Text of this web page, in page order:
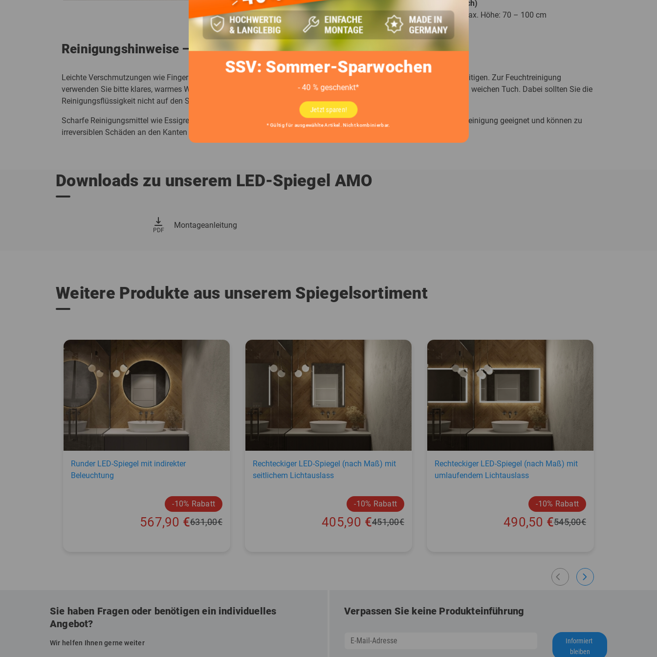
SSV: Sommer-Sparwochen
- 40 % geschenkt*
Jetzt sparen!
* Gültig für ausgewählte Artikel. Nicht kombinierbar.
Individuelle Maße (auf Anfrage möglich)
Min./max. Breite: 40 – 200 cm; min./max. Höhe: 70 – 100 cm
Reinigungshinweise – so bleibt Ihr Spiegel dauerhaft schön
Leichte Verschmutzungen wie Fingerabdrücke oder Staub lassen sich einfach mit einem weichen, trockenen Tuch beseitigen. Zur Feuchtreinigung
verwenden Sie bitte klares, warmes Wasser oder anwendungsfertige handelsübliche Glasreinigungsprodukte mit einem weichen Tuch. Dabei sollten Sie die
Reinigungsflüssigkeit nicht auf den Spiegel aufsprühen, da sich an der Spiegelkante Feuchtigkeit anlagern kann.
Scharfe Reinigungsmittel wie Essigreiniger oder Salmiakgeist sowie scheuernde Schwämme sind nicht für die Spiegelreinigung geeignet und können zu
irreversiblen Schäden an den Kanten und Glasoberflächen führen.
Downloads zu unserem LED-Spiegel AMO
vertical_align_bottom
PDF
Montageanleitung
Weitere Produkte aus unserem Spiegelsortiment
Runder LED-Spiegel mit indirekter
Beleuchtung
-10% Rabatt
631,00€
567,90 €
Rechteckiger LED-Spiegel (nach Maß) mit
seitlichem Lichtauslass
-10% Rabatt
451,00€
405,90 €
Rechteckiger LED-Spiegel (nach Maß) mit
umlaufendem Lichtauslass
-10% Rabatt
545,00€
490,50 €
arrow_back_ios arrow_forward_ios
Sie haben Fragen oder benötigen ein individuelles
Angebot?
Wir helfen Ihnen gerne weiter
Verpassen Sie keine Produkteinführung